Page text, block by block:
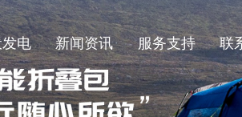
电 新闻资讯
公司新闻
服务支持 联